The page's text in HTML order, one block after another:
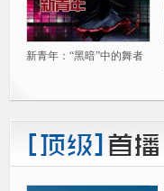
新青年：“黑暗”中的舞者